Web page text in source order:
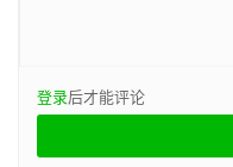
登录后才能评论